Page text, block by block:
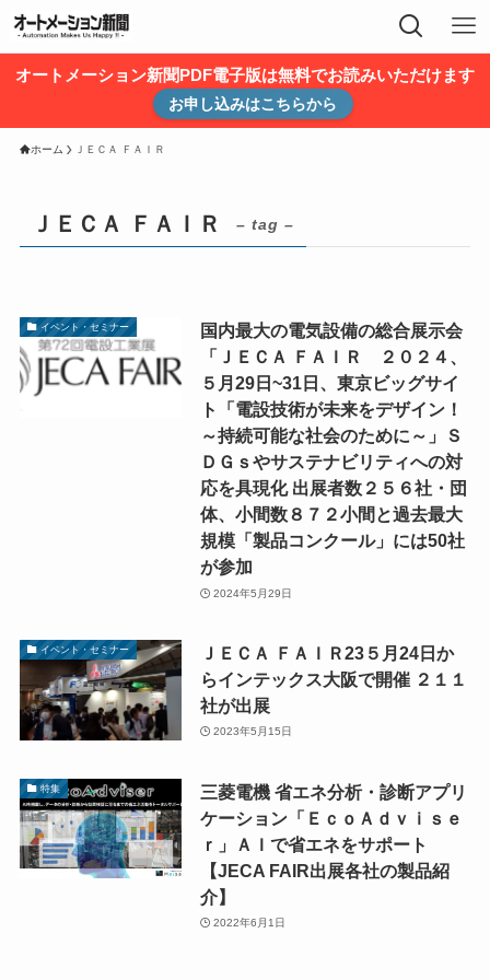
オートメーション新聞PDF電子版は無料でお読みいただけます
お申し込みはこちらから
ホーム ＪＥＣＡ ＦＡＩＲ
ＪＥＣＡ ＦＡＩＲ – tag –
イベント・セミナー
国内最大の電気設備の総合展示会
「ＪＥＣＡ ＦＡＩＲ ２０２４、
５月29日~31日、東京ビッグサイ
ト「電設技術が未来をデザイン！
～持続可能な社会のために～」Ｓ
ＤＧｓやサステナビリティへの対
応を具現化 出展者数２５６社・団
体、小間数８７２小間と過去最大
規模「製品コンクール」には50社
が参加
2024年5月29日
イベント・セミナー
ＪＥＣＡ ＦＡＩＲ23５月24日か
らインテックス大阪で開催 ２１１
社が出展
2023年5月15日
特集
三菱電機 省エネ分析・診断アプリ
ケーション「ＥｃｏＡｄｖｉｓｅ
ｒ」ＡＩで省エネをサポート
【JECA FAIR出展各社の製品紹
介】
2022年6月1日